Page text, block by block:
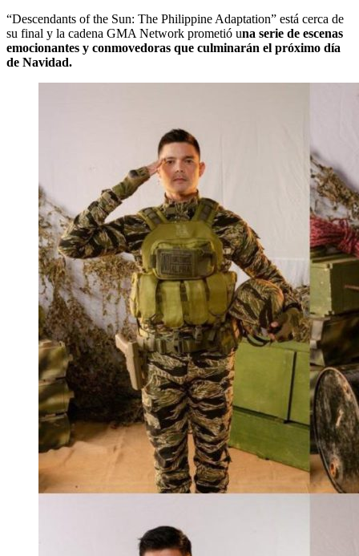
“Descendants of the Sun: The Philippine Adaptation” está cerca de
su final y la cadena GMA Network prometió una serie de escenas
emocionantes y conmovedoras que culminarán el próximo día
de Navidad.